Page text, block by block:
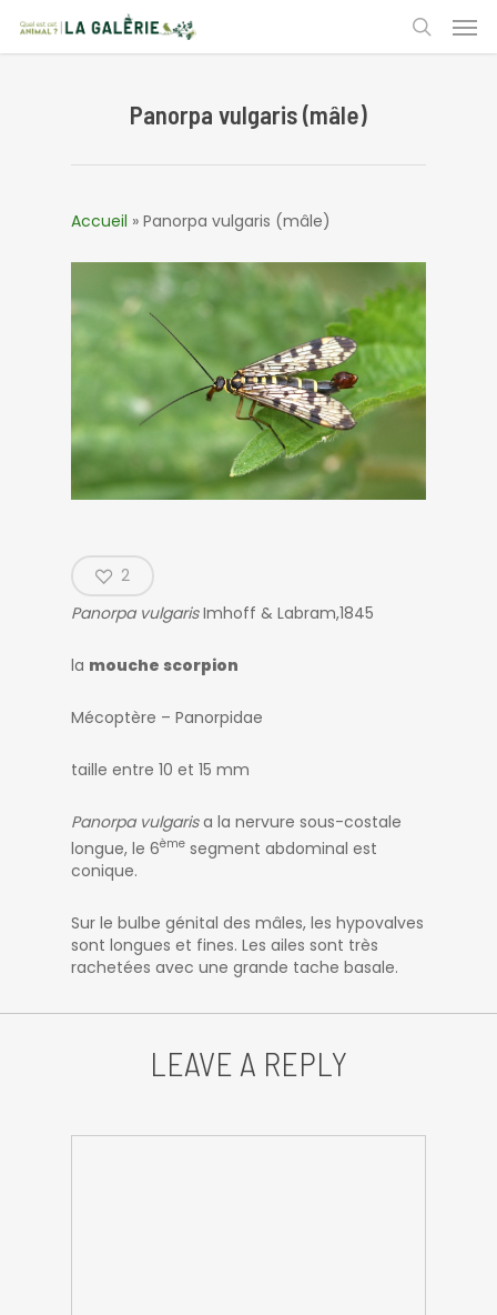
main
search
Panorpa vulgaris (mâle)
Accueil » Panorpa vulgaris (mâle)
2
Panorpa vulgarisImhoff & Labram,1845
la mouche scorpion
Mécoptère – Panorpidae
taille entre 10 et 15 mm
Panorpa vulgarisa la nervure sous-costale
longue, le 6ème segment abdominal est
conique.
Sur le bulbe génital des mâles, les hypovalves
sont longues et fines. Les ailes sont très
rachetées avec une grande tache basale.
LEAVE A REPLY